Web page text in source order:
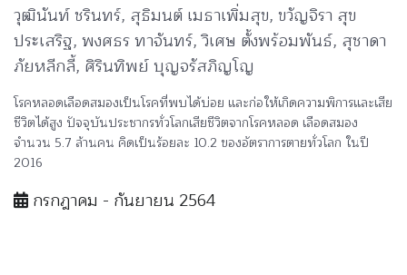
วุฒินันท์ ชรินทร์, สุธิมนต์ เมธาเพิ่มสุข, ขวัญจิรา สุข
ประเสริฐ, พงศธร ทาจันทร์, วิเศษ ตั้งพร้อมพันธ์, สุชาดา
ภัยหลีกลี้, ศิรินทิพย์ บุญจรัสภิญโญ
โรคหลอดเลือดสมองเป็นโรคที่พบได้บ่อย และก่อให้เกิดความพิการและเสีย
ชีวิตได้สูง ปัจจุบันประชากรทั่วโลกเสียชีวิตจากโรคหลอด เลือดสมอง
จำนวน 5.7 ล้านคน คิดเป็นร้อยละ 10.2 ของอัตราการตายทั่วโลก ในปี
2016
กรกฎาคม - กันยายน 2564